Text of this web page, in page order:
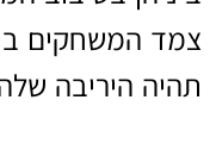
צמד המשחקים
תהיה היריבה